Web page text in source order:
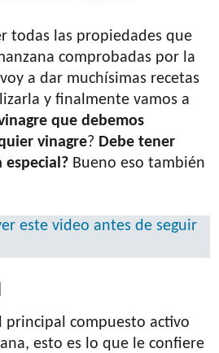
todas las propiedades que
comprobadas por la
a dar muchísimas recetas
y finalmente vamos a
que debemos
vinagre? Debe tener
especial? Bueno eso también
este video antes de seguir
principal compuesto activo
esto es lo que le confiere